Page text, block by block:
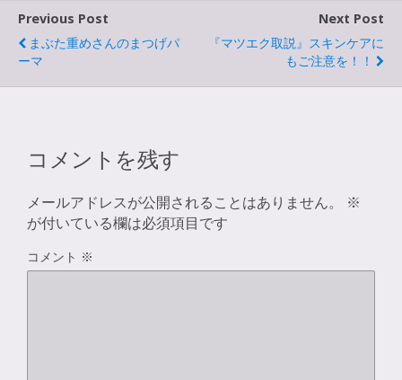
Previous Post
まぶた重めさんのまつげパ
ーマ
Next Post
『マツエク取説』スキンケアに
もご注意を！！
コメントを残す
メールアドレスが公開されることはありません。
※
が付いている欄は必須項目です
コメント ※